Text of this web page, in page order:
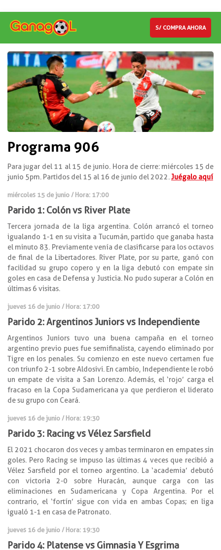
S/ COMPRA AHORA
Programa 906
Para jugar del 11 al 15 de junio. Hora de cierre: miércoles 15 de
junio 5pm. Partidos del 15 al 16 de junio del 2022. Juégalo aquí
miércoles 15 de junio / Hora: 17:00
Parido 1: Colón vs River Plate
Tercera jornada de la liga argentina. Colón arrancó el torneo
igualando 1-1 en su visita a Tucumán, partido que ganaba hasta
el minuto 83. Previamente venía de clasificarse para los octavos
de final de la Libertadores. River Plate, por su parte, ganó con
facilidad su grupo copero y en la liga debutó con empate sin
goles en casa de Defensa y Justicia. No pudo superar a Colón en
últimas 6 visitas.
jueves 16 de junio / Hora: 17:00
Parido 2: Argentinos Juniors vs Independiente
Argentinos Juniors tuvo una buena campaña en el torneo
argentino previo pues fue semifinalista, cayendo eliminado por
Tigre en los penales. Su comienzo en este nuevo certamen fue
con triunfo 2-1 sobre Aldosivi. En cambio, Independiente le robó
un empate de visita a San Lorenzo. Además, el ‘rojo’ carga el
fracaso en la Copa Sudamericana ya que perdieron el liderato
de su grupo con Ceará.
jueves 16 de junio / Hora: 19:30
Parido 3: Racing vs Vélez Sarsfield
El 2021 chocaron dos veces y ambas terminaron en empates sin
goles. Pero Racing se impuso las últimas 4 veces que recibió a
Vélez Sarsfield por el torneo argentino. La ‘academia’ debutó
con victoria 2-0 sobre Huracán, aunque carga con las
eliminaciones en Sudamericana y Copa Argentina. Por el
contrario, el ‘fortín’ sigue con vida en ambas Copas; en liga
igualó 1-1 en casa de Patronato.
jueves 16 de junio / Hora: 19:30
Parido 4: Platense vs Gimnasia Y Esgrima